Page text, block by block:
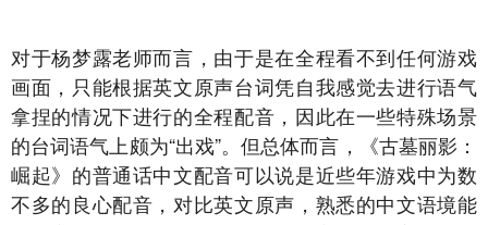
对于杨梦露老师而言，由于是在全程看不到任何游戏
画面，只能根据英文原声台词凭自我感觉去进行语气
拿捏的情况下进行的全程配音，因此在一些特殊场景
的台词语气上颇为“出戏”。但总体而言，《古墓丽影：
崛起》的普通话中文配音可以说是近些年游戏中为数
不多的良心配音，对比英文原声，熟悉的中文语境能